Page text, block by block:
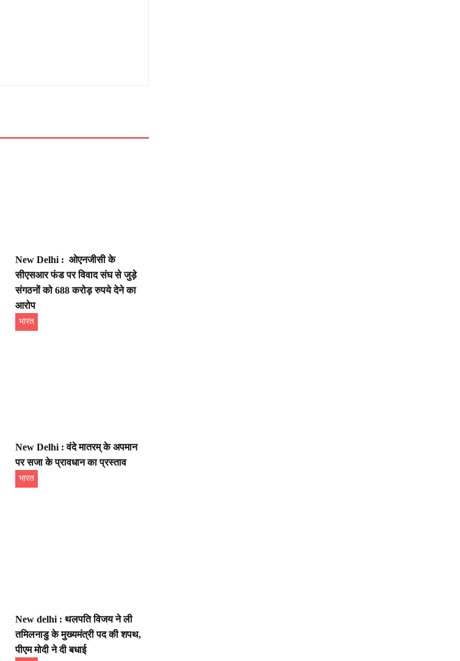
New Delhi : ओएनजीसी के
सीएसआर फंड पर विवाद संघ से जुड़े
संगठनों को 688 करोड़ रुपये देने का
आरोप
भारत
New Delhi : वंदे मातरम् के अपमान
पर सजा के प्रावधान का प्रस्ताव
भारत
New delhi : थलपति विजय ने ली
तमिलनाडु के मुख्यमंत्री पद की शपथ,
पीएम मोदी ने दी बधाई